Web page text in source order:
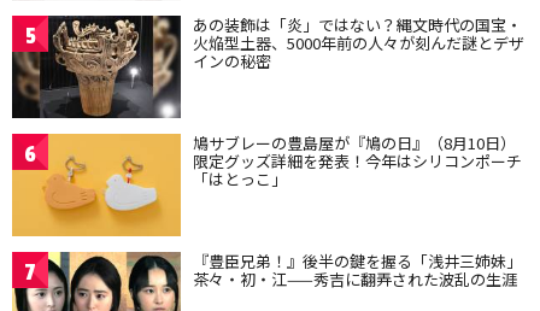
5 あの装飾は「炎」ではない？縄文時代の国宝・
火焔型土器、5000年前の人々が刻んだ謎とデザ
インの秘密
6 鳩サブレーの豊島屋が『鳩の日』（8月10日）
限定グッズ詳細を発表！今年はシリコンポーチ
「はとっこ」
7 『豊臣兄弟！』後半の鍵を握る「浅井三姉妹」
茶々・初・江——秀吉に翻弄された波乱の生涯